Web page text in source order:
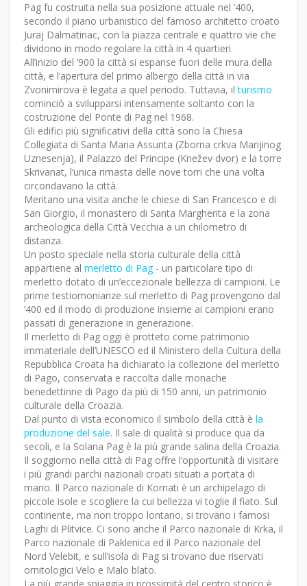
Pag fu costruita nella sua posizione attuale nel ‘400,
secondo il piano urbanistico del famoso architetto croato
Juraj Dalmatinac, con la piazza centrale e quattro vie che
dividono in modo regolare la città in 4 quartieri.
All’inizio del ‘900 la città si espanse fuori delle mura della
città, e l’apertura del primo albergo della città in via
Zvonimirova è legata a quel periodo. Tuttavia, ilturismo
cominciò a svilupparsi intensamente soltanto con la
costruzione del Ponte di Pag nel 1968.
Gli edifici più significativi della città sono la Chiesa
Collegiata di Santa Maria Assunta (Zborna crkva Marijinog
Uznesenja), il Palazzo del Principe (Knežev dvor) e la torre
Skrivanat, l’unica rimasta delle nove torri che una volta
circondavano la città.
Meritano una visita anche le chiese di San Francesco e di
San Giorgio, il monastero di Santa Margherita e la zona
archeologica della Città Vecchia a un chilometro di
distanza.
Un posto speciale nella storia culturale della città
appartiene al merletto di Pag- un particolare tipo di
merletto dotato di un’eccezionale bellezza di campioni. Le
prime testiomonianze sul merletto di Pag provengono dal
‘400 ed il modo di produzione insieme ai campioni erano
passati di generazione in generazione.
Il merletto di Pag oggi è protteto come patrimonio
immateriale dell’UNESCO ed il Ministero della Cultura della
Repubblica Croata ha dichiarato la collezione del merletto
di Pago, conservata e raccolta dalle monache
benedettinne di Pago da più di 150 anni, un patrimonio
culturale della Croazia.
Dal punto di vista economico il simbolo della città è la
produzione del sale. Il sale di qualità si produce qua da
secoli, e la Solana Pag è la più grande salina della Croazia.
Il soggiorno nella città di Pag offre l’opportunità di visitare
i più grandi parchi nazionali croati situati a portata di
mano. Il Parco nazionale di Kornati è un archipelago di
piccole isole e scogliere la cui bellezza vi toglie il fiato. Sul
continente, ma non troppo lontano, si trovano i famosi
Laghi di Plitvice. Ci sono anche il Parco nazionale di Krka, il
Parco nazionale di Paklenica ed il Parco nazionale del
Nord Velebit, e sull’isola di Pag si trovano due riservati
ornitologici Velo e Malo blato.